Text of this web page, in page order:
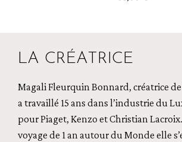
LA CRÉATRICE
Magali Fleurquin Bonnard, créatrice de
a travaillé 15 ans dans l’industrie du
pour Piaget, Kenzo et Christian
voyage de 1 an autour du Monde elle